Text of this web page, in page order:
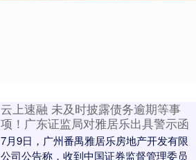
云上速融 未及时披露债务逾期等事
项！广东证监局对雅居乐出具警示函
7月9日，广州番禺雅居乐房地产开发有限
公司公告称，收到中国证券监督管理委员